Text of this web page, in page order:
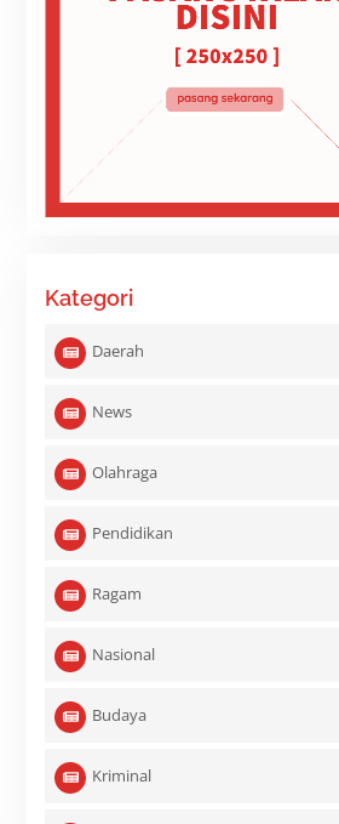
Kategori
Daerah
News
Olahraga
Pendidikan
Ragam
Nasional
Budaya
Kriminal